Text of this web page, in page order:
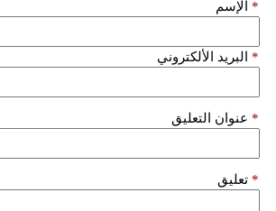
الإسم *
البريد الألكتروني *
عنوان التعليق *
تعليق *